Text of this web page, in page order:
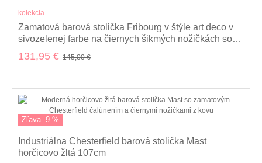
kolekcia
Zamatová barová stolička Fribourg v štýle art deco v
sivozelenej farbe na čiernych šikmých nožičkách so
zlatým kovaním 104cm
131,95 € 145,00 €
Zľava -9 %
Industriálna Chesterfield barová stolička Mast
horčicovo žltá 107cm